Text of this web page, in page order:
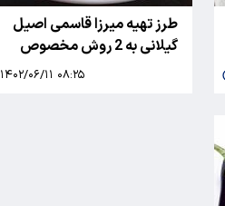
طرز تهیه میرزا قاسمی اصیل
گیلانی به 2 روش مخصوص
۱۴۰۲/۰۶/۱۱ ۰۸:۲۵